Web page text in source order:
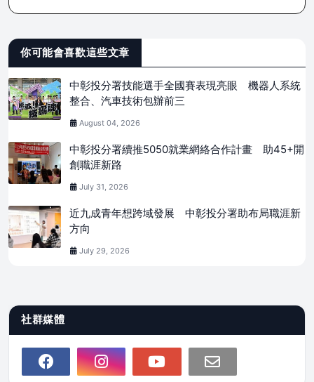
你可能會喜歡這些文章
中彰投分署技能選手全國賽表現亮眼 機器人系統
整合、汽車技術包辦前三
August 04, 2026
中彰投分署續推5050就業網絡合作計畫 助45+開
創職涯新路
July 31, 2026
近九成青年想跨域發展 中彰投分署助布局職涯新
方向
July 29, 2026
社群媒體